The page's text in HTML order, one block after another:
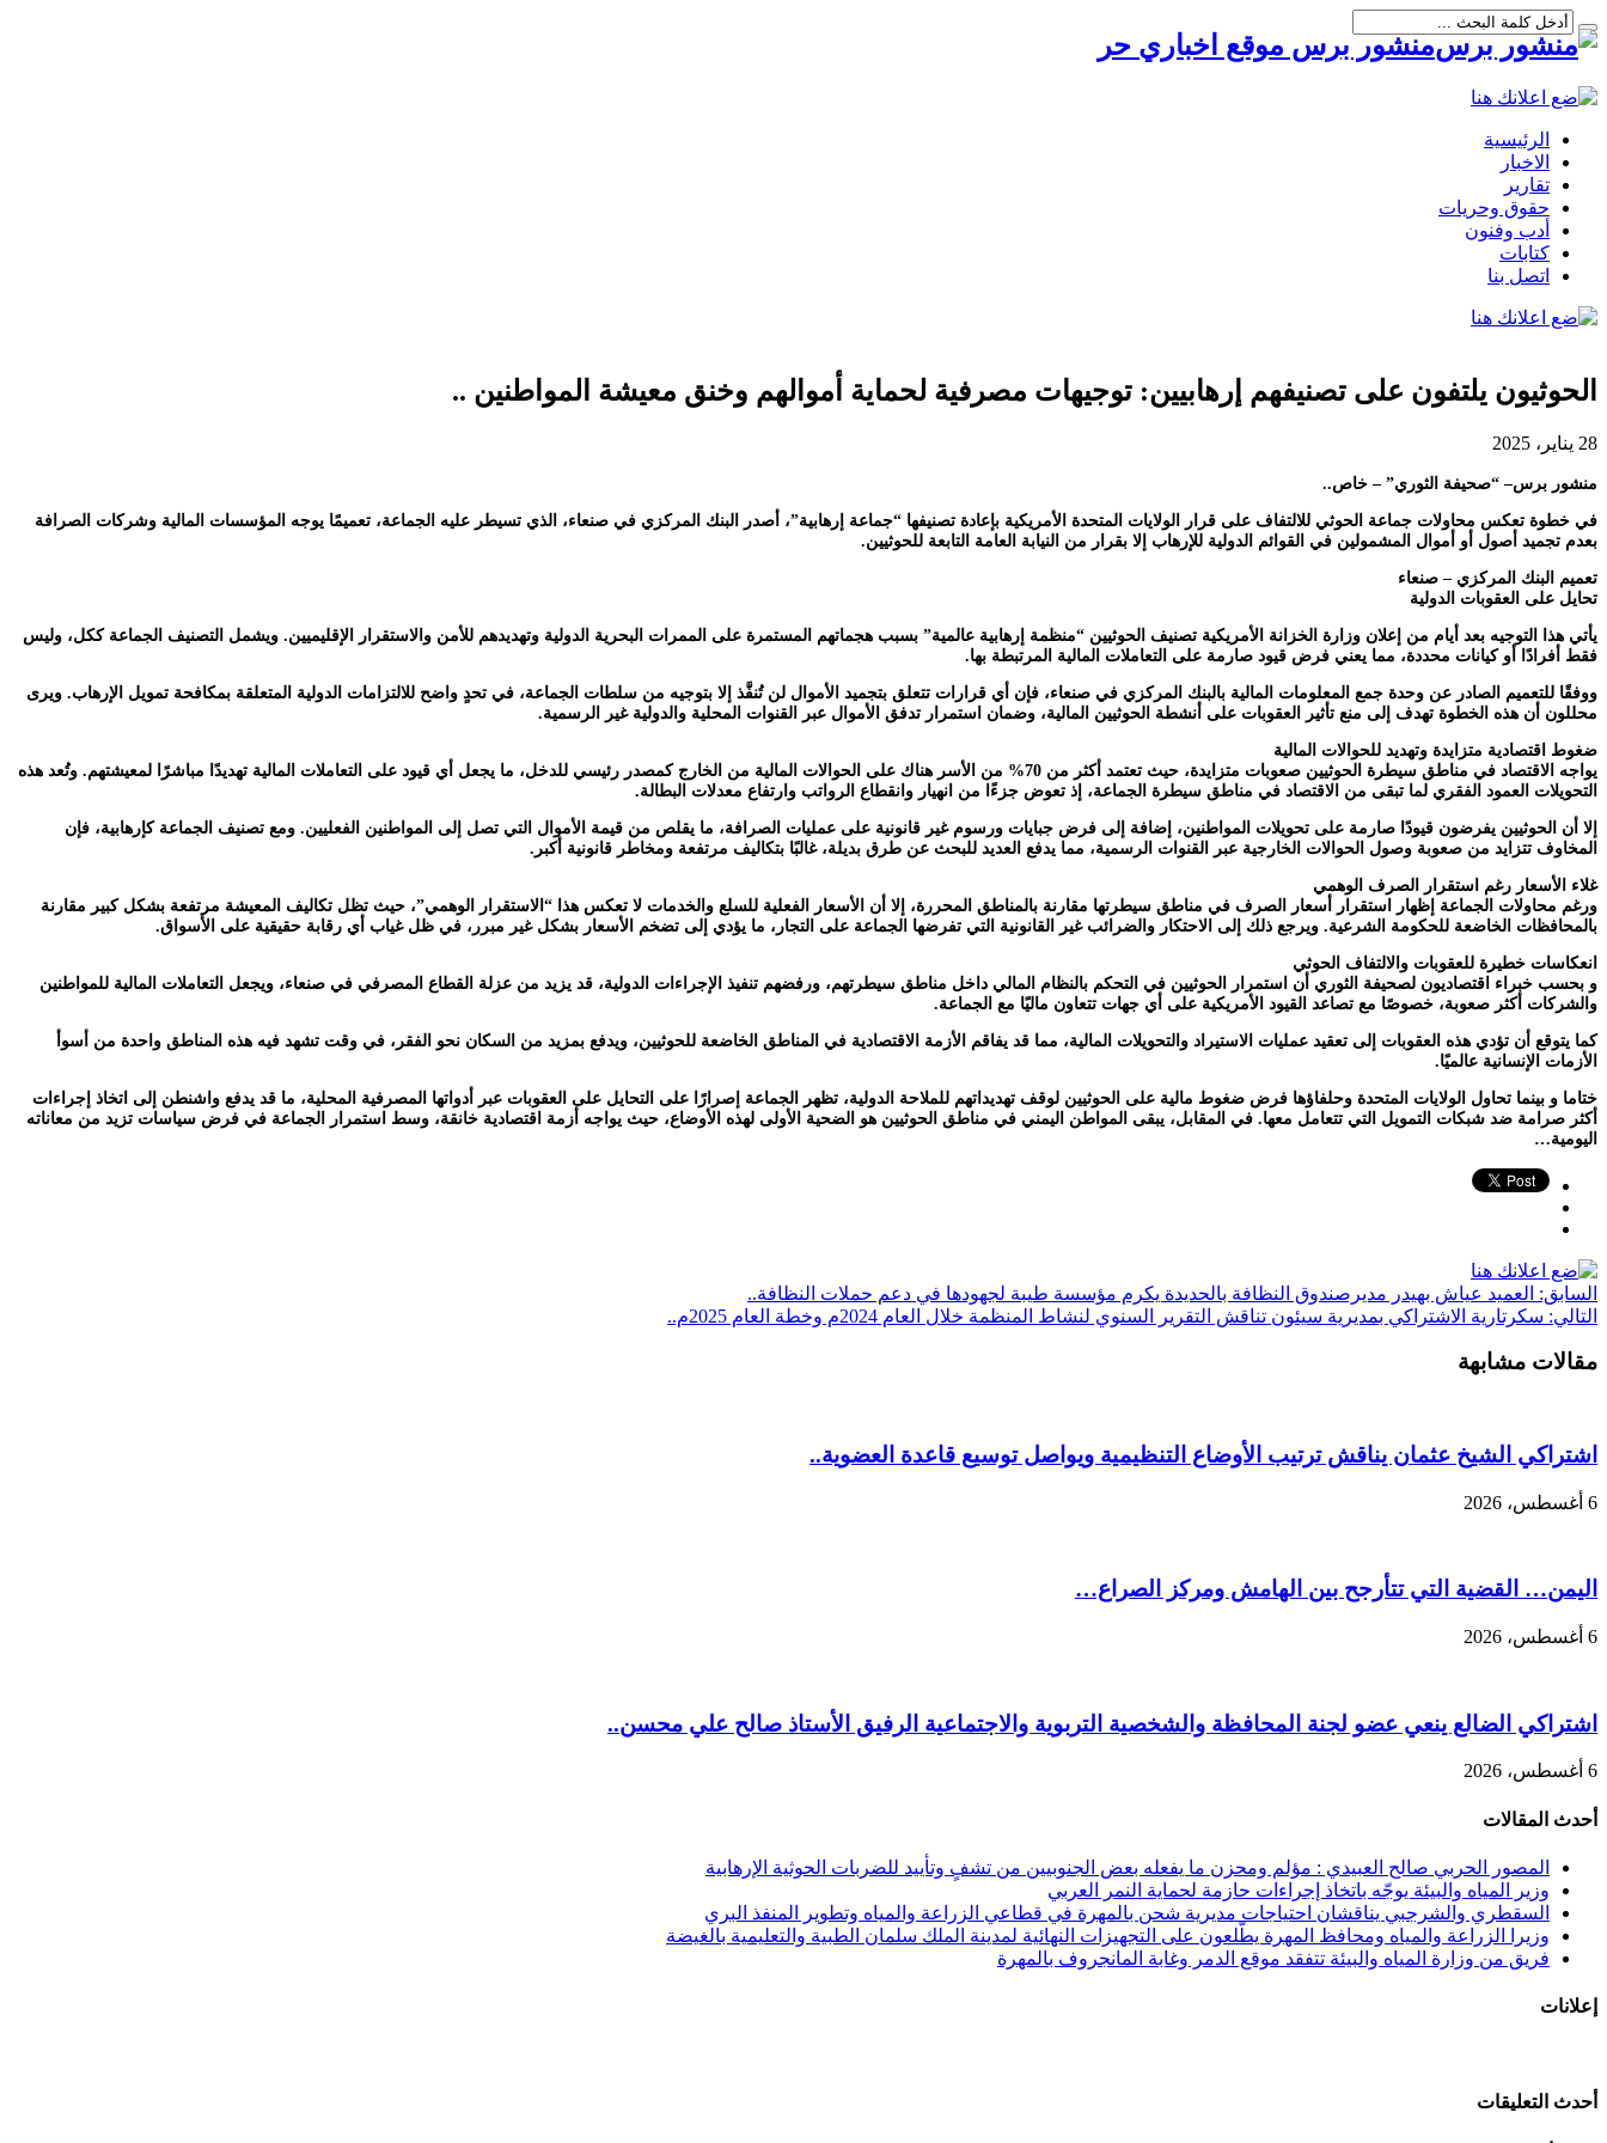
منشور برس موقع اخباري حر
الرئيسية
الاخبار
تقارير
حقوق وحريات
أدب وفنون
كتابات
اتصل بنا
الحوثيون يلتفون على تصنيفهم إرهابيين: توجيهات مصرفية لحماية أموالهم وخنق معيشة المواطنين ..
28 يناير، 2025
منشور برس– “صحيفة الثوري” – خاص..
في خطوة تعكس محاولات جماعة الحوثي للالتفاف على قرار الولايات المتحدة الأمريكية بإعادة تصنيفها “جماعة إرهابية”، أصدر البنك المركزي في صنعاء، الذي تسيطر عليه الجماعة، تعميمًا يوجه المؤسسات المالية وشركات الصرافة
بعدم تجميد أصول أو أموال المشمولين في القوائم الدولية للإرهاب إلا بقرار من النيابة العامة التابعة للحوثيين.
تعميم البنك المركزي – صنعاء
تحايل على العقوبات الدولية
يأتي هذا التوجيه بعد أيام من إعلان وزارة الخزانة الأمريكية تصنيف الحوثيين “منظمة إرهابية عالمية” بسبب هجماتهم المستمرة على الممرات البحرية الدولية وتهديدهم للأمن والاستقرار الإقليميين. ويشمل التصنيف الجماعة ككل، وليس
فقط أفرادًا أو كيانات محددة، مما يعني فرض قيود صارمة على التعاملات المالية المرتبطة بها.
ووفقًا للتعميم الصادر عن وحدة جمع المعلومات المالية بالبنك المركزي في صنعاء، فإن أي قرارات تتعلق بتجميد الأموال لن تُنفَّذ إلا بتوجيه من سلطات الجماعة، في تحدٍ واضح للالتزامات الدولية المتعلقة بمكافحة تمويل الإرهاب. ويرى
محللون أن هذه الخطوة تهدف إلى منع تأثير العقوبات على أنشطة الحوثيين المالية، وضمان استمرار تدفق الأموال عبر القنوات المحلية والدولية غير الرسمية.
ضغوط اقتصادية متزايدة وتهديد للحوالات المالية
يواجه الاقتصاد في مناطق سيطرة الحوثيين صعوبات متزايدة، حيث تعتمد أكثر من 70% من الأسر هناك على الحوالات المالية من الخارج كمصدر رئيسي للدخل، ما يجعل أي قيود على التعاملات المالية تهديدًا مباشرًا لمعيشتهم. وتُعد هذه
التحويلات العمود الفقري لما تبقى من الاقتصاد في مناطق سيطرة الجماعة، إذ تعوض جزءًا من انهيار وانقطاع الرواتب وارتفاع معدلات البطالة.
إلا أن الحوثيين يفرضون قيودًا صارمة على تحويلات المواطنين، إضافة إلى فرض جبايات ورسوم غير قانونية على عمليات الصرافة، ما يقلص من قيمة الأموال التي تصل إلى المواطنين الفعليين. ومع تصنيف الجماعة كإرهابية، فإن
المخاوف تتزايد من صعوبة وصول الحوالات الخارجية عبر القنوات الرسمية، مما يدفع العديد للبحث عن طرق بديلة، غالبًا بتكاليف مرتفعة ومخاطر قانونية أكبر.
غلاء الأسعار رغم استقرار الصرف الوهمي
ورغم محاولات الجماعة إظهار استقرار أسعار الصرف في مناطق سيطرتها مقارنة بالمناطق المحررة، إلا أن الأسعار الفعلية للسلع والخدمات لا تعكس هذا “الاستقرار الوهمي”، حيث تظل تكاليف المعيشة مرتفعة بشكل كبير مقارنة
بالمحافظات الخاضعة للحكومة الشرعية. ويرجع ذلك إلى الاحتكار والضرائب غير القانونية التي تفرضها الجماعة على التجار، ما يؤدي إلى تضخم الأسعار بشكل غير مبرر، في ظل غياب أي رقابة حقيقية على الأسواق.
انعكاسات خطيرة للعقوبات والالتفاف الحوثي
و بحسب خبراء اقتصاديون لصحيفة الثوري أن استمرار الحوثيين في التحكم بالنظام المالي داخل مناطق سيطرتهم، ورفضهم تنفيذ الإجراءات الدولية، قد يزيد من عزلة القطاع المصرفي في صنعاء، ويجعل التعاملات المالية للمواطنين
والشركات أكثر صعوبة، خصوصًا مع تصاعد القيود الأمريكية على أي جهات تتعاون ماليًا مع الجماعة.
كما يتوقع أن تؤدي هذه العقوبات إلى تعقيد عمليات الاستيراد والتحويلات المالية، مما قد يفاقم الأزمة الاقتصادية في المناطق الخاضعة للحوثيين، ويدفع بمزيد من السكان نحو الفقر، في وقت تشهد فيه هذه المناطق واحدة من أسوأ
الأزمات الإنسانية عالميًا.
ختاما و بينما تحاول الولايات المتحدة وحلفاؤها فرض ضغوط مالية على الحوثيين لوقف تهديداتهم للملاحة الدولية، تظهر الجماعة إصرارًا على التحايل على العقوبات عبر أدواتها المصرفية المحلية، ما قد يدفع واشنطن إلى اتخاذ إجراءات
أكثر صرامة ضد شبكات التمويل التي تتعامل معها. في المقابل، يبقى المواطن اليمني في مناطق الحوثيين هو الضحية الأولى لهذه الأوضاع، حيث يواجه أزمة اقتصادية خانقة، وسط استمرار الجماعة في فرض سياسات تزيد من معاناته
اليومية…
السابق: العميد عياش بهيدر مديرصندوق النظافة بالحديدة يكرم مؤسسة طيبة لجهودها في دعم حملات النظافة..
التالي: سكرتارية الاشتراكي بمديرية سيئون تناقش التقرير السنوي لنشاط المنظمة خلال العام 2024م وخطة العام 2025م..
مقالات مشابهة
اشتراكي الشيخ عثمان يناقش ترتيب الأوضاع التنظيمية ويواصل توسيع قاعدة العضوية..
6 أغسطس، 2026
اليمن… القضية التي تتأرجح بين الهامش ومركز الصراع…
6 أغسطس، 2026
اشتراكي الضالع ينعي عضو لجنة المحافظة والشخصية التربوية والاجتماعية الرفيق الأستاذ صالح علي محسن..
6 أغسطس، 2026
أحدث المقالات
المصور الحربي صالح العبيدي : مؤلم ومحزن ما يفعله بعض الجنوبيين من تشفٍ وتأييد للضربات الحوثية الإرهابية
وزير المياه والبيئة يوجّه باتخاذ إجراءات حازمة لحماية النمر العربي
السقطري والشرجبي يناقشان احتياجات مديرية شحن بالمهرة في قطاعي الزراعة والمياه وتطوير المنفذ البري
وزيرا الزراعة والمياه ومحافظ المهرة يطّلعون على التجهيزات النهائية لمدينة الملك سلمان الطبية والتعليمية بالغيضة
فريق من وزارة المياه والبيئة تتفقد موقع الدمر وغابة المانجروف بالمهرة
إعلانات
أحدث التعليقات